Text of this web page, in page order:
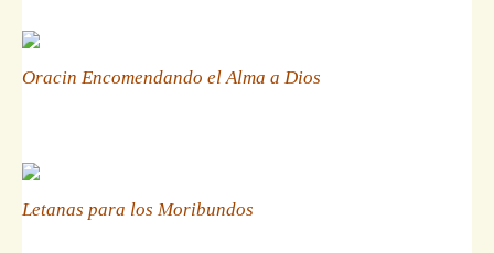
Oracin Encomendando el Alma a Dios
Letanas para los Moribundos